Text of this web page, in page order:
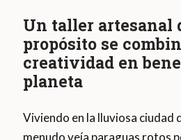
Un taller artesanal
propósito se
creatividad en
planeta
Viviendo en la lluviosa ciudad
menudo veía paraguas rotos